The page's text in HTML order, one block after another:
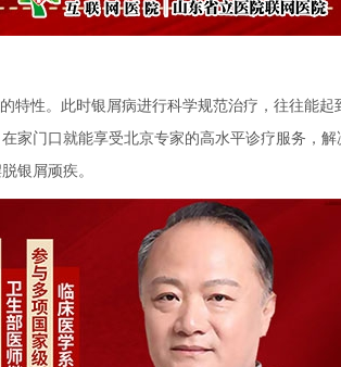
性。此时银屑病进行科学规范治疗，往往能起
家门口就能享受北京专家的高水平诊疗服务，解
银屑顽疾。